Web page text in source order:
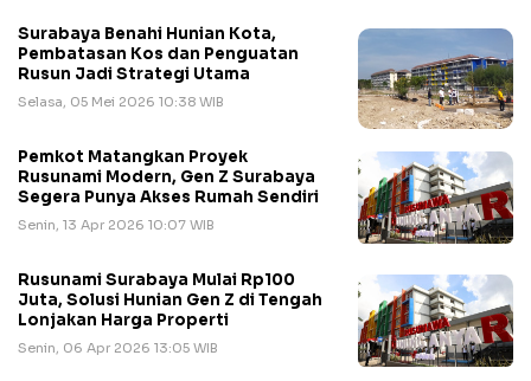
Surabaya Benahi Hunian Kota,
Pembatasan Kos dan Penguatan
Rusun Jadi Strategi Utama
Selasa, 05 Mei 2026 10:38 WIB
Pemkot Matangkan Proyek
Rusunami Modern, Gen Z Surabaya
Segera Punya Akses Rumah Sendiri
Senin, 13 Apr 2026 10:07 WIB
Rusunami Surabaya Mulai Rp100
Juta, Solusi Hunian Gen Z di Tengah
Lonjakan Harga Properti
Senin, 06 Apr 2026 13:05 WIB